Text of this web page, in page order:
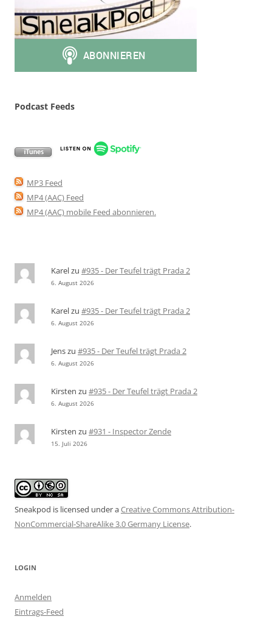
Podcast Feeds
MP3 Feed
MP4 (AAC) Feed
MP4 (AAC) mobile Feed abonnieren.
Karelzu #935 - Der Teufel trägt Prada 2
6. August 2026
Karelzu #935 - Der Teufel trägt Prada 2
6. August 2026
Jenszu #935 - Der Teufel trägt Prada 2
6. August 2026
Kirsten zu #935 - Der Teufel trägt Prada 2
6. August 2026
Kirsten zu #931 - Inspector Zende
15. Juli 2026
Sneakpod is licensed under aCreative Commons Attribution-
NonCommercial-ShareAlike 3.0 Germany License.
LOGIN
Anmelden
Eintrags-Feed